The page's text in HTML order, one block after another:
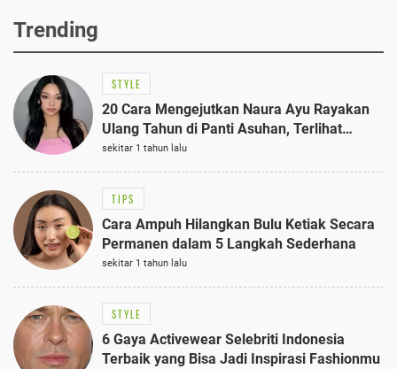
Trending
STYLE
20 Cara Mengejutkan Naura Ayu Rayakan
Ulang Tahun di Panti Asuhan, Terlihat
Anggun dengan Kaftan Cokelat
sekitar 1 tahun lalu
TIPS
Cara Ampuh Hilangkan Bulu Ketiak Secara
Permanen dalam 5 Langkah Sederhana
sekitar 1 tahun lalu
STYLE
6 Gaya Activewear Selebriti Indonesia
Terbaik yang Bisa Jadi Inspirasi Fashionmu